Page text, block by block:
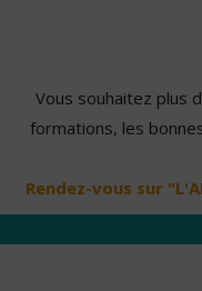
Vous souhaitez plus
formations, les
Rendez-vous sur